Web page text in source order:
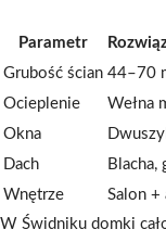
Parametr
Grubość ścian 44–70
Ocieplenie
Wełna
Okna
Dach
Blacha,
Wnętrze
Salon +
W Świdniku domki